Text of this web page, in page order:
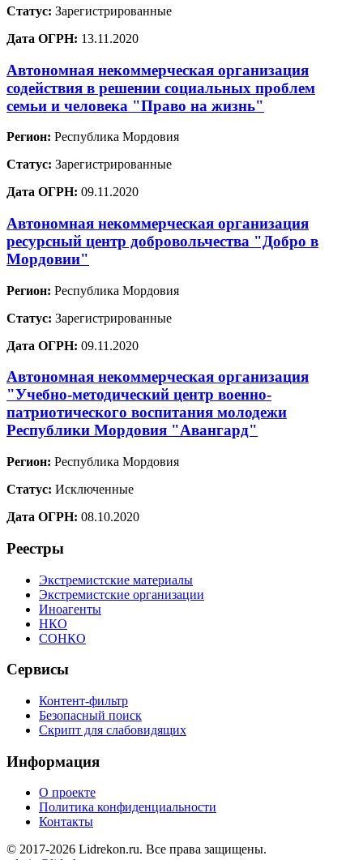
Статус: Зарегистрированные
Дата ОГРН: 13.11.2020
Автономная некоммерческая организация
содействия в решении социальных проблем
семьи и человека "Право на жизнь"
Регион: Республика Мордовия
Статус: Зарегистрированные
Дата ОГРН: 09.11.2020
Автономная некоммерческая организация
ресурсный центр добровольчества "Добро в
Мордовии"
Регион: Республика Мордовия
Статус: Зарегистрированные
Дата ОГРН: 09.11.2020
Автономная некоммерческая организация
"Учебно-методический центр военно-
патриотического воспитания молодежи
Республики Мордовия "Авангард"
Регион: Республика Мордовия
Статус: Исключенные
Дата ОГРН: 08.10.2020
Реестры
Экстремистские материалы
Экстремистские организации
Иноагенты
НКО
СОНКО
Сервисы
Контент-фильтр
Безопасный поиск
Скрипт для слабовидящих
Информация
О проекте
Политика конфиденциальности
Контакты
© 2017-2026 Lidrekon.ru. Все права защищены.